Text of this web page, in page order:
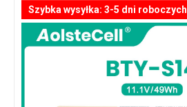
Szybka wysyłka: 3-5 dni roboczych